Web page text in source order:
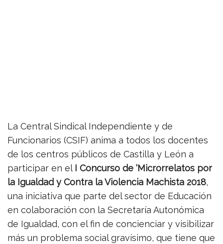
La Central Sindical Independiente y de
Funcionarios (CSIF) anima a todos los docentes
de los centros públicos de Castilla y León a
participar en el I Concurso de ‘Microrrelatos por
la Igualdad y Contra la Violencia Machista 2018,
una iniciativa que parte del sector de Educación
en colaboración con la Secretaría Autonómica
de Igualdad, con el fin de concienciar y visibilizar
más un problema social gravísimo, que tiene que